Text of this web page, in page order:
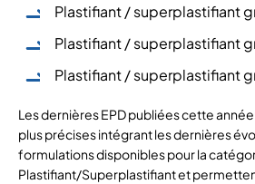
Plastifiant / superplastifiant
Plastifiant / superplastifiant
Plastifiant / superplastifiant
Les dernières EPD publiées cette
plus précises intégrant les dernières
formulations disponibles pour la
Plastifiant/Superplastifiant et